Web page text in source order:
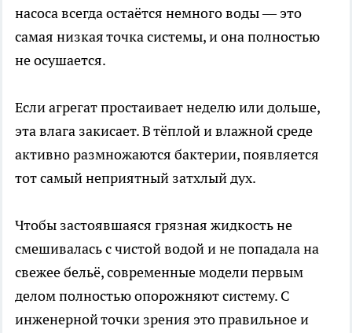
насоса всегда остаётся немного воды — это
самая низкая точка системы, и она полностью
не осушается.
Если агрегат простаивает неделю или дольше,
эта влага закисает. В тёплой и влажной среде
активно размножаются бактерии, появляется
тот самый неприятный затхлый дух.
Чтобы застоявшаяся грязная жидкость не
смешивалась с чистой водой и не попадала на
свежее бельё, современные модели первым
делом полностью опорожняют систему. С
инженерной точки зрения это правильное и